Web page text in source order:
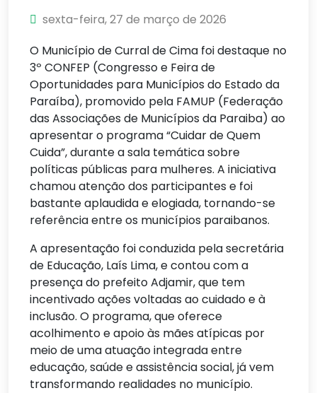
sexta-feira, 27 de março de 2026
O Município de Curral de Cima foi destaque no
3º CONFEP (Congresso e Feira de
Oportunidades para Municípios do Estado da
Paraíba), promovido pela FAMUP (Federação
das Associações de Municípios da Paraiba) ao
apresentar o programa “Cuidar de Quem
Cuida”, durante a sala temática sobre
políticas públicas para mulheres. A iniciativa
chamou atenção dos participantes e foi
bastante aplaudida e elogiada, tornando-se
referência entre os municípios paraibanos.
A apresentação foi conduzida pela secretária
de Educação, Laís Lima, e contou com a
presença do prefeito Adjamir, que tem
incentivado ações voltadas ao cuidado e à
inclusão. O programa, que oferece
acolhimento e apoio às mães atípicas por
meio de uma atuação integrada entre
educação, saúde e assistência social, já vem
transformando realidades no município.